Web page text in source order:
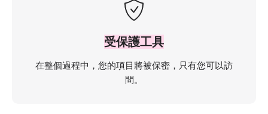
受保護工具
在整個過程中，您的項目將被保密，只有您可以訪
問。